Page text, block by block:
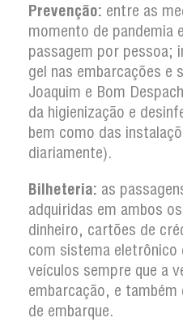
Prevenção: entre as
momento de pandemia
passagem por pessoa;
gel nas embarcações e
Joaquim e Bom
da higienização e
bem como das
diariamente).
Bilheteria: as
adquiridas em ambos
dinheiro, cartões de
com sistema eletrônico
veículos sempre que a
embarcação, e
de embarque.